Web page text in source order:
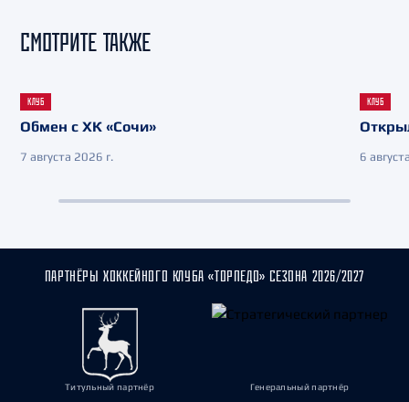
СМОТРИТЕ ТАКЖЕ
КЛУБ
Обмен с ХК «Сочи»
7 августа 2026 г.
КЛУБ
6
ПАРТНЁРЫ ХОККЕЙНОГО КЛУБА «ТОРПЕДО» СЕЗОНА 2026/2027
Титульный партнёр Генеральный партнёр